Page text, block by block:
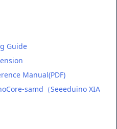
Guide
Manual(PDF)
samd（Seeeduino XIA